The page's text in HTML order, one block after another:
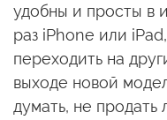
удобны и просты в
раз iPhone или
переходить на
выходе новой
думать, не продать